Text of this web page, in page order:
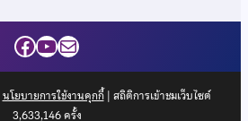
Facebook
YouTube
Mail
นโยบายการใช้งานคุกกี้| สถิติการเข้าชมเว็บไซต์
3,633,146ครั้ง